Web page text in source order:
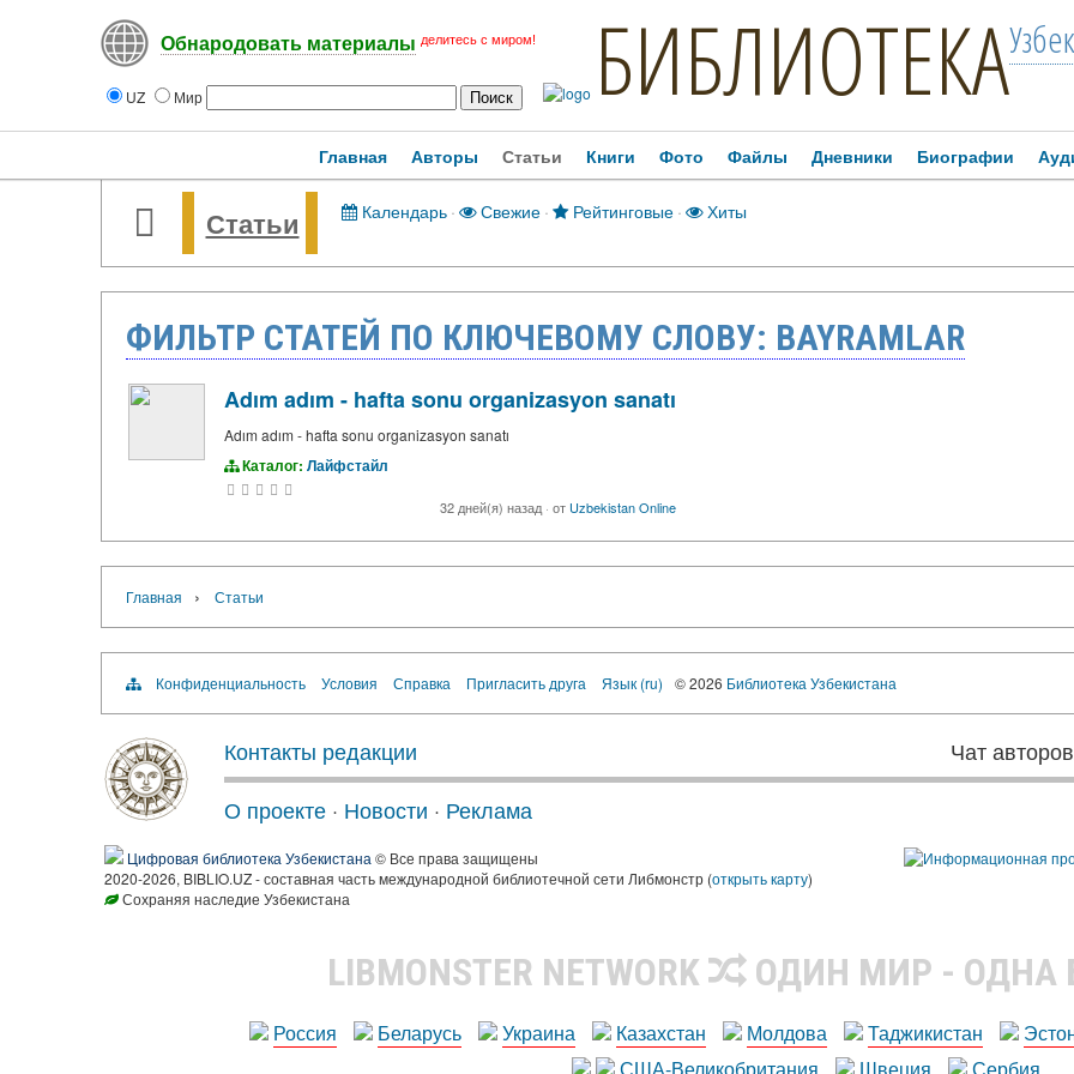
Обнародовать материалы делитесь с миром!
UZ Мир БИБЛИОТЕКА
Главная Авторы Статьи Книги Фото Файлы Дневники Биографии
Статьи Календарь · Свежие · Рейтинговые · Хиты
ФИЛЬТР СТАТЕЙ ПО КЛЮЧЕВОМУ СЛОВУ: BAYRAMLAR
Adım adım - hafta sonu organizasyon sanatı
Adım adım - hafta sonu organizasyon sanatı
Каталог: Лайфстайл
32 дней(я) назад · от Uzbekistan Online
Главная › Статьи
Конфиденциальность Условия Справка Пригласить друга Язык (ru) © 2026 Библиотека Узбекистана
Контакты редакции Чат
О проекте · Новости · Реклама
Цифровая библиотека Узбекистана © Все права защищены
2020-2026, BIBLIO.UZ - составная часть международной библиотечной сети Либмонстр (открыть карту)
Сохраняя наследие Узбекистана
LIBMONSTER NETWORK ОДИН МИР - ОДНА
Россия Беларусь Украина Казахстан Молдова Таджикистан